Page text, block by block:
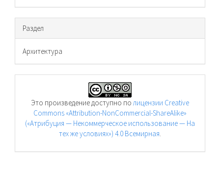
Раздел
Архитектура
Это произведение доступно полицензии Creative
Commons «Attribution-NonCommercial-ShareAlike»
(«Атрибуция — Некоммерческое использование — На
тех же условиях») 4.0 Всемирная.